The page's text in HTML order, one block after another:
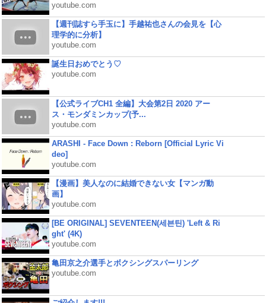
youtube.com
【週刊誌すら手玉に】手越祐也さんの会見を【心
理学的に分析】
youtube.com
誕生日おめでとう♡
youtube.com
【公式ライブCH1 全編】大会第2日 2020 アー
ス・モンダミンカップ(予...
youtube.com
ARASHI - Face Down : Reborn [Official Lyric Vi
deo]
youtube.com
【漫画】美人なのに結婚できない女【マンガ動
画】
youtube.com
[BE ORIGINAL] SEVENTEEN(세븐틴) 'Left & Ri
ght' (4K)
youtube.com
亀田京之介選手とボクシングスパーリング
youtube.com